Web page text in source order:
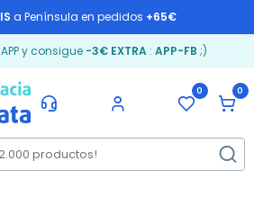
a Península en pedidos +65€
y consigue -3€ EXTRA: APP-FB ;)
0 0